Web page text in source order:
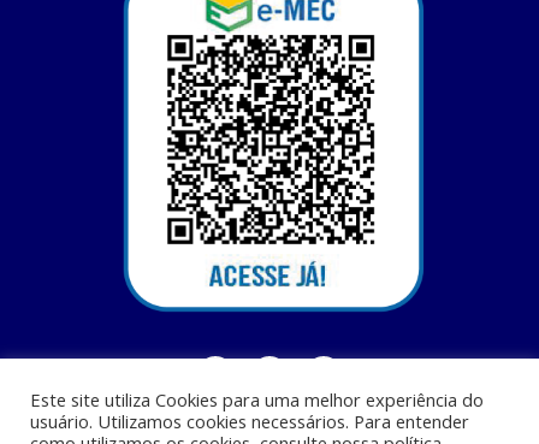
Este site utiliza Cookies para uma melhor experiência do
usuário. Utilizamos cookies necessários. Para entender